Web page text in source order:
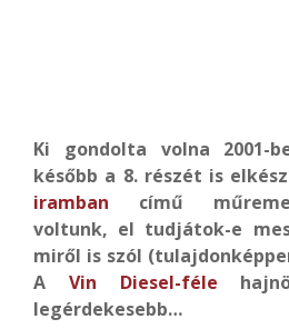
Ki gondolta volna 2001-
később a 8. részét is
iramban című
voltunk, el tudjátok-e
miről is szól
A Vin Diesel-féle
legérdekesebb…